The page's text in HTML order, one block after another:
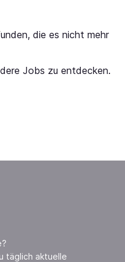
die es nicht mehr
Jobs zu entdecken.
täglich aktuelle